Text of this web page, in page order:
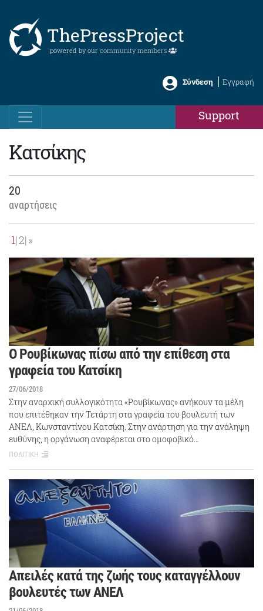
ThePressProject
powered by our community members
Σύνδεση Εγγραφή
Support
Κατσίκης
20
αναρτήσεις
1 2 »
Ο Ρουβίκωνας πίσω από την επίθεση στα
γραφεία του Κατσίκη
27/06/2018
Στην αναρχική συλλογικότητα «Ρουβίκωνας» ανήκουν τα μέλη
που επιτέθηκαν την Τετάρτη στα γραφεία του βουλευτή των
ΑΝΕΛ, Κωνσταντίνου Κατσίκη. Στην ανάρτηση για την ανάληψη
ευθύνης, η οργάνωση αναφέρεται στο ομοφοβικό…
ΠΟΛΙΤΙΚΗ
Απειλές κατά της ζωής τους καταγγέλλουν
βουλευτές των ΑΝΕΛ